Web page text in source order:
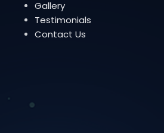
Gallery
Testimonials
Contact Us